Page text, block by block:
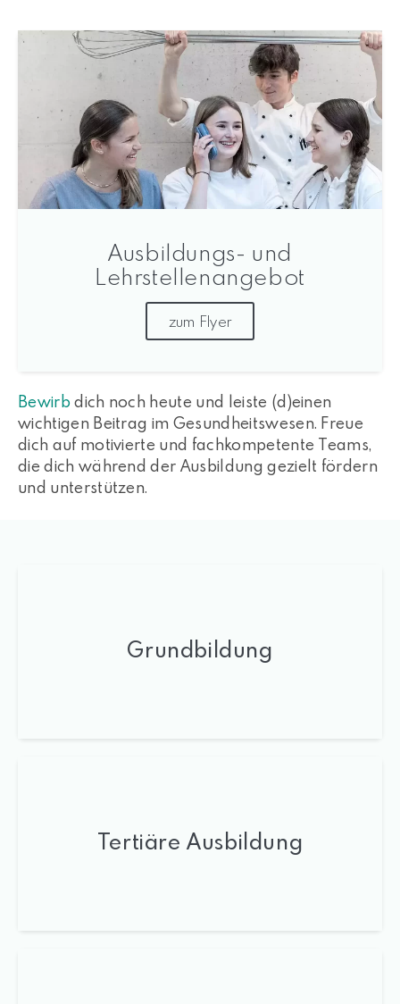
Ausbildungs- und
Lehrstellenangebot
zum Flyer
Bewirbdich noch heute und leiste (d)einen
wichtigen Beitrag im Gesundheitswesen. Freue
dich auf motivierte und fachkompetente Teams,
die dich während der Ausbildung gezielt fördern
und unterstützen.
Grundbildung
Tertiäre Ausbildung